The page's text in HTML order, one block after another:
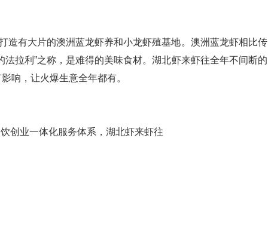
有大片的澳洲蓝龙虾养和小龙虾殖基地。澳洲蓝龙虾相比传
拉利”之称，是难得的美味食材。湖北虾来虾往全年不间断的
响，让火爆生意全年都有。